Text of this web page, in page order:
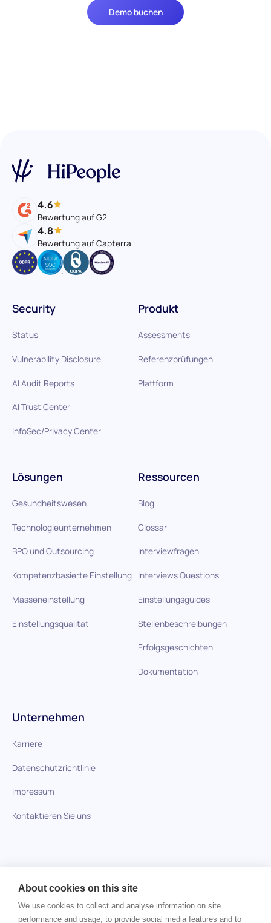
Demo buchen
4.6
Bewertung auf G2
4.8
Bewertung auf Capterra
Produkt
Assessments
Referenzprüfungen
Plattform
Lösungen
Gesundheitswesen
Technologieunternehmen
BPO und Outsourcing
Kompetenzbasierte Einstellung
Masseneinstellung
Einstellungsqualität
Ressourcen
Blog
Glossar
Interviewfragen
Interviews Questions
Einstellungsguides
Stellenbeschreibungen
Erfolgsgeschichten
Dokumentation
Security
Status
Vulnerability Disclosure
AI Audit Reports
AI Trust Center
InfoSec/Privacy Center
Unternehmen
Karriere
Datenschutzrichtlinie
Impressum
Kontaktieren Sie uns
HiPeople im Vergleich
Keine Artikel gefunden.
About cookies on this site
We use cookies to collect and analyse information on site
performance and usage, to provide social media features and to